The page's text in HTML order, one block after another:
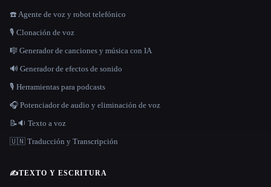
☎️ Agente de voz y robot telefónico
🎙️ Clonación de voz
🎼 Generador de canciones y música con IA
🔊 Generador de efectos de sonido
🎙️ Herramientas para podcasts
🎧 Potenciador de audio y eliminación de voz
📝🔉 Texto a voz
🇺🇳 Traducción y Transcripción
✍️TEXTO Y ESCRITURA